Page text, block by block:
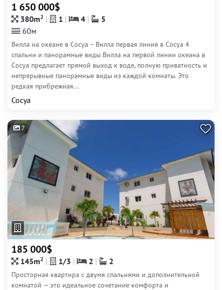
1 650 000$
380m2 1 4
5
60м
Вилла на океане в Сосуа – Вилла первая линия в Сосуа 4
спальни и панорамные виды Вилла на первой линии океана в
Сосуа предлагает прямой выход к воде, полную приватность и
непрерывные панорамные виды из каждой комнаты. Это
редкая прибрежная...
Сосуа
7
185 000$
145m2 1/3 2 2
Просторная квартира с двумя спальнями и дополнительной
комнатой — это идеальное сочетание комфорта и